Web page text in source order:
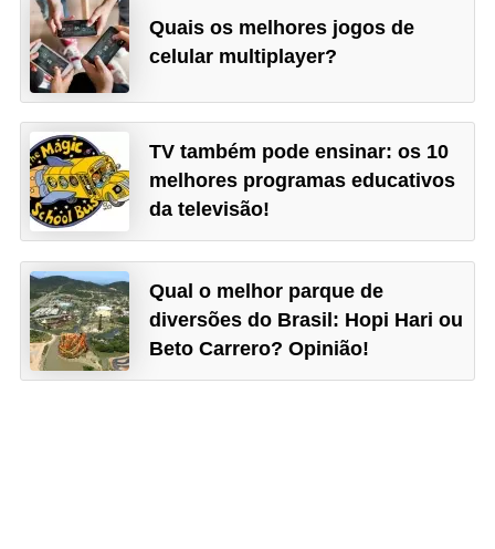
Quais os melhores jogos de
celular multiplayer?
TV também pode ensinar: os 10
melhores programas educativos
da televisão!
Qual o melhor parque de
diversões do Brasil: Hopi Hari ou
Beto Carrero? Opinião!